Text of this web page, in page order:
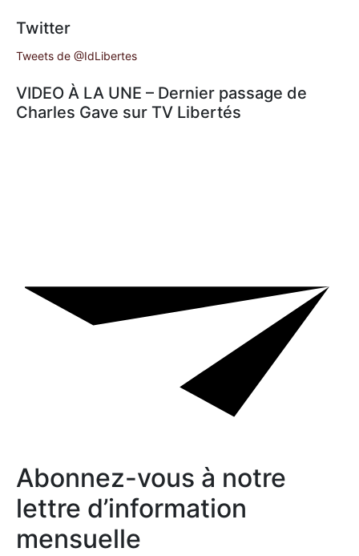
Twitter
Tweets de @IdLibertes
VIDEO À LA UNE – Dernier passage de
Charles Gave sur TV Libertés
Abonnez-vous à notre
lettre d’information
mensuelle